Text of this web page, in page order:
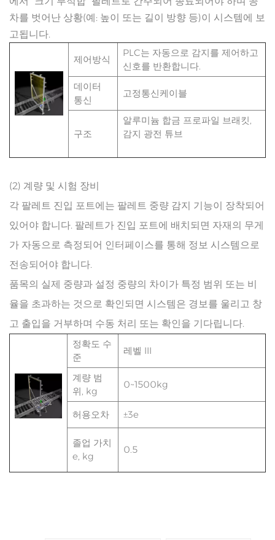
차를 벗어난 상황(예: 높이 또는 길이 방향 등)이 시스템에 보
고됩니다.
제어방식
PLC는 자동으로 감지를 제어하고
신호를 반환합니다.
데이터
통신
고정통신케이블
구조
알루미늄 합금 프로파일 브래킷,
감지 광전 튜브
(2) 계량 및 시험 장비
각 팔레트 진입 포트에는 팔레트 중량 감지 기능이 장착되어
있어야 합니다. 팔레트가 진입 포트에 배치되면 자재의 무게
가 자동으로 측정되어 인터페이스를 통해 정보 시스템으로
전송되어야 합니다.
품목의 실제 중량과 설정 중량의 차이가 특정 범위 또는 비
율을 초과하는 것으로 확인되면 시스템은 경보를 울리고 창
고 출입을 거부하며 수동 처리 또는 확인을 기다립니다.
정확도 수
준
레벨 III
계량 범
위, kg
0~1500kg
허용오차 ±3e
졸업 가치
e, kg
0.5